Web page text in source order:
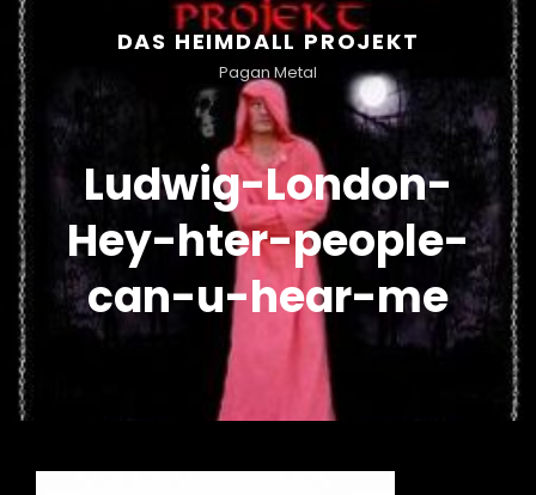
DAS HEIMDALL PROJEKT
Pagan Metal
Ludwig-London-
Hey-hter-people-
can-u-hear-me